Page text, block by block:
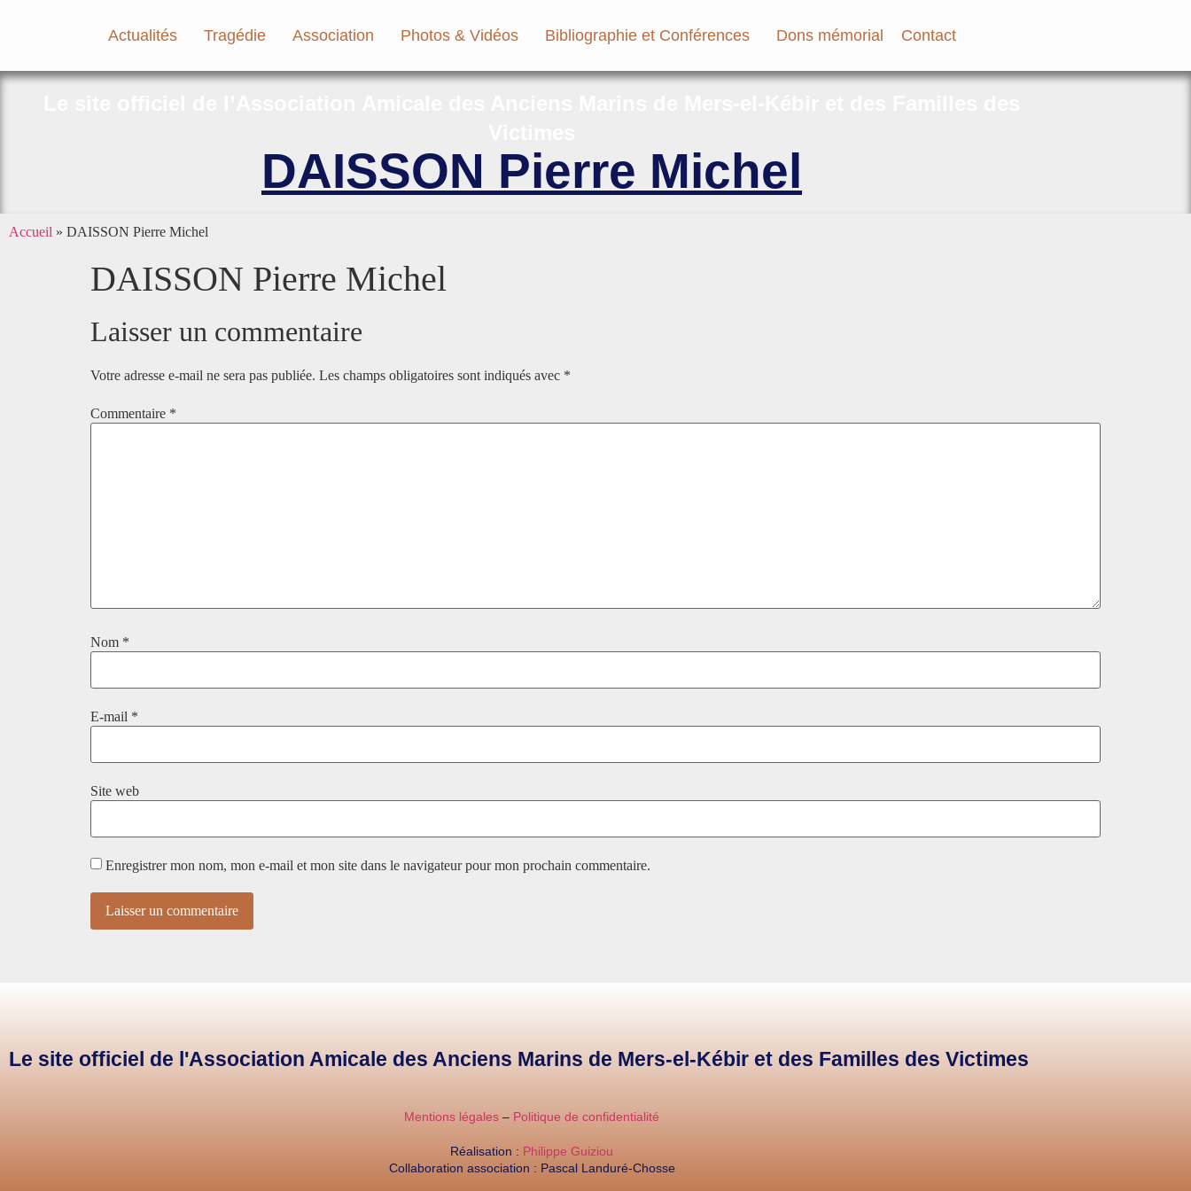
Actualités Tragédie Association Photos & Vidéos Bibliographie et Conférences Dons mémorial Contact
DAISSON Pierre Michel
Accueil » DAISSON Pierre Michel
DAISSON Pierre Michel
Laisser un commentaire
Votre adresse e-mail ne sera pas publiée. Les champs obligatoires sont indiqués avec *
Commentaire *
Nom *
E-mail *
Site web
Enregistrer mon nom, mon e-mail et mon site dans le navigateur pour mon prochain commentaire.
Le site officiel de l'Association Amicale des Anciens Marins de Mers-el-Kébir et des Familles des Victimes
Mentions légales – Politique de confidentialité
Réalisation : Philippe Guiziou
Collaboration association : Pascal Landuré-Chosse